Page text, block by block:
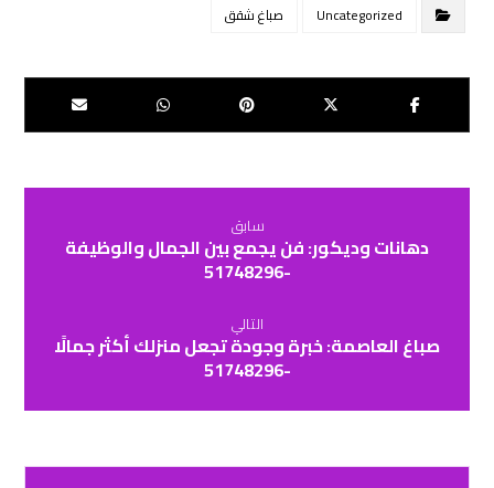
Uncategorized
صباغ شقق
سابق
دهانات وديكور: فن يجمع بين الجمال والوظيفة
-51748296
التالي
صباغ العاصمة: خبرة وجودة تجعل منزلك أكثر جمالًا
-51748296